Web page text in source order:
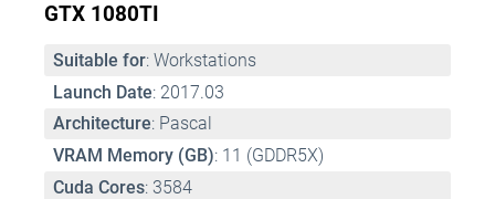
GTX 1080TI
Suitable for: Workstations
Launch Date: 2017.03
Architecture: Pascal
VRAM Memory (GB): 11 (GDDR5X)
Cuda Cores: 3584